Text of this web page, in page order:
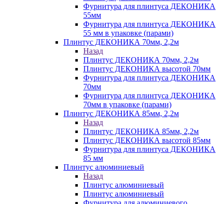
Фурнитура для плинтуса ДЕКОНИКА
55мм
Фурнитура для плинтуса ДЕКОНИКА
55 мм в упаковке (парами)
Плинтус ДЕКОНИКА 70мм, 2,2м
Назад
Плинтус ДЕКОНИКА 70мм, 2,2м
Плинтус ДЕКОНИКА высотой 70мм
Фурнитура для плинтуса ДЕКОНИКА
70мм
Фурнитура для плинтуса ДЕКОНИКА
70мм в упаковке (парами)
Плинтус ДЕКОНИКА 85мм, 2,2м
Назад
Плинтус ДЕКОНИКА 85мм, 2,2м
Плинтус ДЕКОНИКА высотой 85мм
Фурнитура для плинтуса ДЕКОНИКА
85 мм
Плинтус алюминиевый
Назад
Плинтус алюминиевый
Плинтус алюминиевый